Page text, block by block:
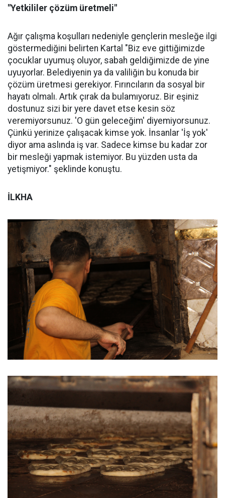
"Yetkililer çözüm üretmeli"
Ağır çalışma koşulları nedeniyle gençlerin mesleğe ilgi
göstermediğini belirten Kartal "Biz eve gittiğimizde
çocuklar uyumuş oluyor, sabah geldiğimizde de yine
uyuyorlar. Belediyenin ya da valiliğin bu konuda bir
çözüm üretmesi gerekiyor. Fırıncıların da sosyal bir
hayatı olmalı. Artık çırak da bulamıyoruz. Bir eşiniz
dostunuz sizi bir yere davet etse kesin söz
veremiyorsunuz. 'O gün geleceğim' diyemiyorsunuz.
Çünkü yerinize çalışacak kimse yok. İnsanlar 'İş yok'
diyor ama aslında iş var. Sadece kimse bu kadar zor
bir mesleği yapmak istemiyor. Bu yüzden usta da
yetişmiyor." şeklinde konuştu.
İLKHA